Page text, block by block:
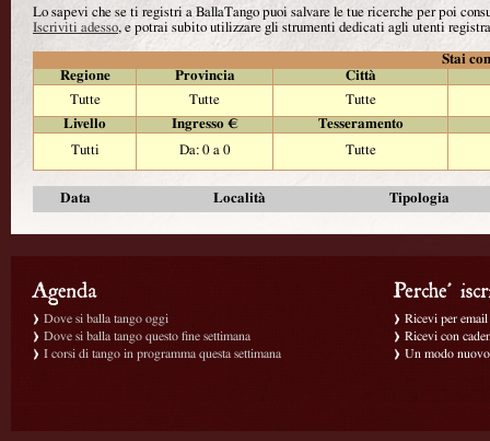
Lo sapevi che se ti registri a BallaTango puoi salvare le tue ricerche per poi
Iscriviti adesso, e potrai subito utilizzare gli strumenti dedicati agli utenti
Stai
Regione
Provincia
Città
Tutte
Tutte
Tutte
Livello
Ingresso €
Tesseramento
Tutti
Da: 0 a 0 Tutte
Data Località Tipologia
Dove si balla tango oggi
Dove si balla tango questo fine settimana
I corsi di tango in programma questa settimana
Ricevi per
Ricevi con
Un modo